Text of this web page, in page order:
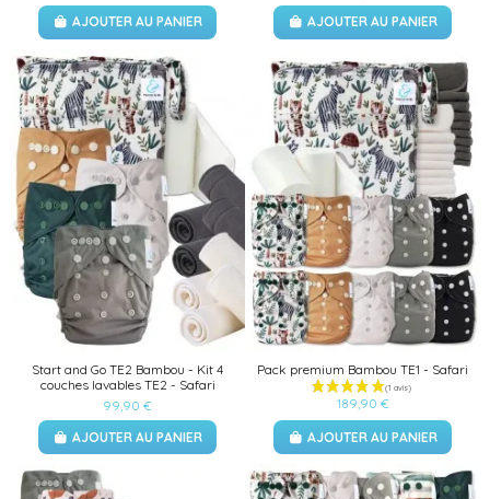
AJOUTER AU PANIER
AJOUTER AU PANIER
Start and Go TE2 Bambou - Kit 4
couches lavables TE2 - Safari
99,90 €
AJOUTER AU PANIER
Pack premium Bambou TE1 - Safari
189,90 €
AJOUTER AU PANIER